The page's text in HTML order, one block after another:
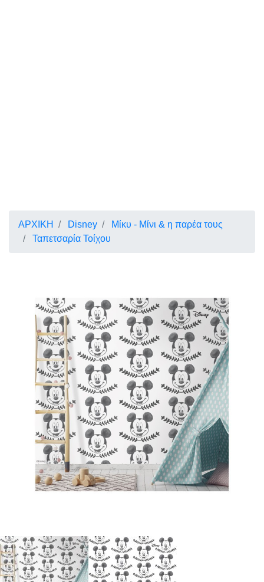
ΑΡΧΙΚΗ Disney
Μίκυ - Μίνι & η παρέα τους
Ταπετσαρία Τοίχου